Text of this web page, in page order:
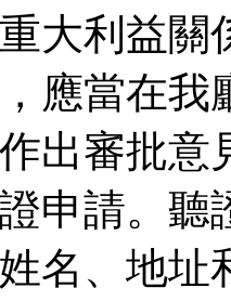
大利益關
應當在
出審批意
申請。聽
名、地